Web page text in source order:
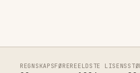
REGNSKAPSFØREREELDSTE LISENS